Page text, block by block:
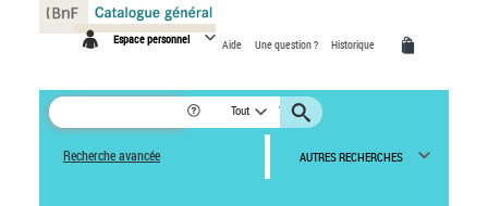
Espace personnel Aide Une question ? Historique
Tout
Recherche avancée AUTRES RECHERCHES
Panneau de gestion des cookies